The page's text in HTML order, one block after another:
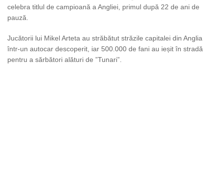
celebra titlul de campioană a Angliei, primul după 22 de ani de
pauză.
Jucătorii lui Mikel Arteta au străbătut străzile capitalei din Anglia
într-un autocar descoperit, iar 500.000 de fani au ieșit în stradă
pentru a sărbători alături de ”Tunari”.